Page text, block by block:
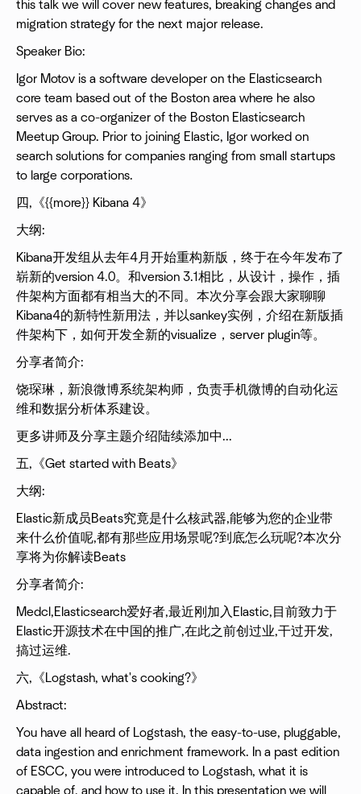
this talk we will cover new features, breaking changes and
migration strategy for the next major release.
Speaker Bio:
Igor Motov is a software developer on the Elasticsearch
core team based out of the Boston area where he also
serves as a co-organizer of the Boston Elasticsearch
Meetup Group. Prior to joining Elastic, Igor worked on
search solutions for companies ranging from small startups
to large corporations.
四,《{{more}} Kibana 4》
大纲:
Kibana开发组从去年4月开始重构新版，终于在今年发布了
崭新的version 4.0。和version 3.1相比，从设计，操作，插
件架构方面都有相当大的不同。本次分享会跟大家聊聊
Kibana4的新特性新用法，并以sankey实例，介绍在新版插
件架构下，如何开发全新的visualize，server plugin等。
分享者简介:
饶琛琳，新浪微博系统架构师，负责手机微博的自动化运
维和数据分析体系建设。
更多讲师及分享主题介绍陆续添加中...
五,《Get started with Beats》
大纲:
Elastic新成员Beats究竟是什么核武器,能够为您的企业带
来什么价值呢,都有那些应用场景呢?到底怎么玩呢?本次分
享将为你解读Beats
分享者简介:
Medcl,Elasticsearch爱好者,最近刚加入Elastic,目前致力于
Elastic开源技术在中国的推广,在此之前创过业,干过开发,
搞过运维.
六,《Logstash, what's cooking?》
Abstract:
You have all heard of Logstash, the easy-to-use, pluggable,
data ingestion and enrichment framework. In a past edition
of ESCC, you were introduced to Logstash, what it is
capable of, and how to use it. In this presentation we will